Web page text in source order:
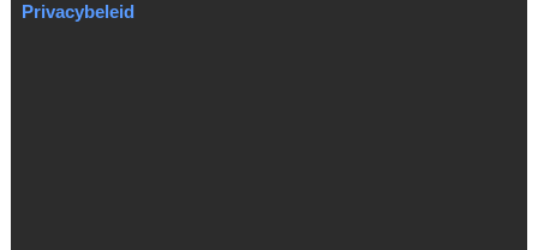
Privacybeleid